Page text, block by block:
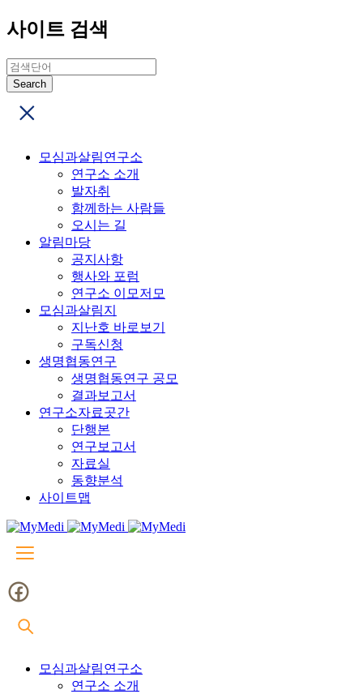
사이트 검색
모심과살림연구소
연구소 소개
발자취
함께하는 사람들
오시는 길
알림마당
공지사항
행사와 포럼
연구소 이모저모
모심과살림지
지난호 바로보기
구독신청
생명협동연구
생명협동연구 공모
결과보고서
연구소자료곳간
단행본
연구보고서
자료실
동향분석
사이트맵
모심과살림연구소
연구소 소개